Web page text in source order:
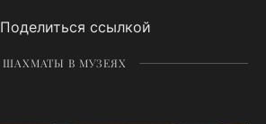
Поделиться ссылкой
ШАХМАТЫ В МУЗЕЯХ